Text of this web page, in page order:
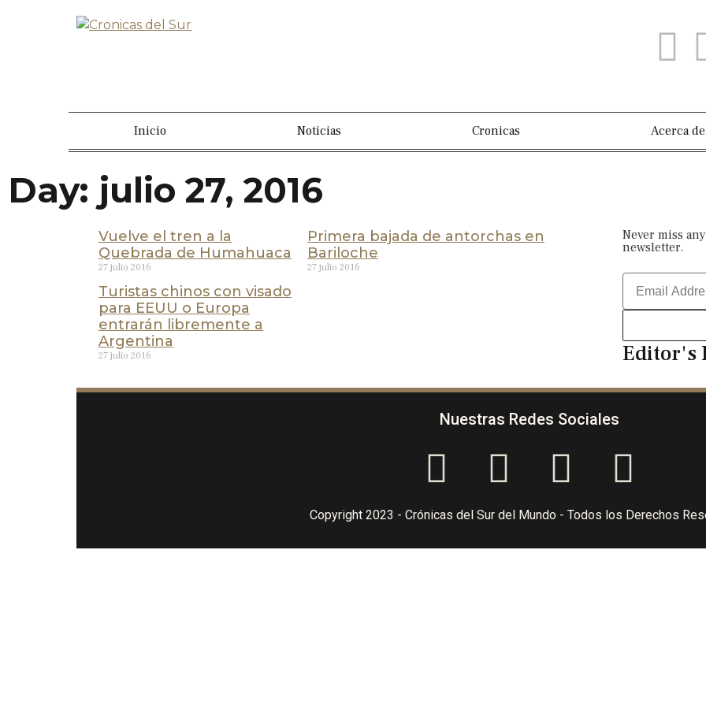
Inicio Noticias Cronicas Acerca
Day: julio 27, 2016
Vuelve el tren a la
Quebrada de Humahuaca
27 julio 2016
Primera bajada de antorchas en
Bariloche
27 julio 2016
Turistas chinos con visado
para EEUU o Europa
entrarán libremente a
Argentina
27 julio 2016
Never miss
newsletter.
Editor's
Nuestras Redes Sociales
Copyright 2023 - Crónicas del Sur del Mundo - Todos los Derechos